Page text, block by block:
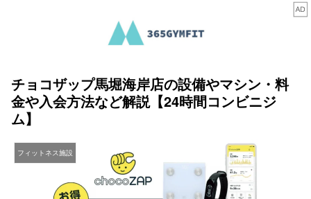
チョコザップ馬堀海岸店の設備やマシン・料
金や入会方法など解説【24時間コンビニジ
ム】
フィットネス施設